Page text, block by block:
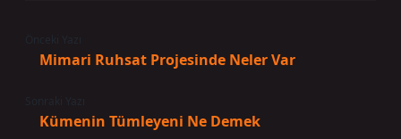
Mimari Ruhsat Projesinde Neler Var
Kümenin Tümleyeni Ne Demek